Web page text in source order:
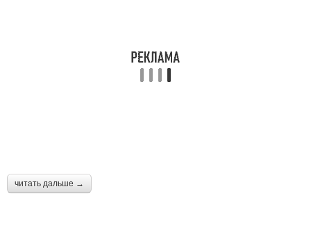
читать дальше →